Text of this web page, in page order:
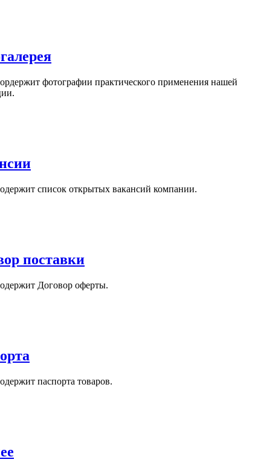
фотографии практического применения нашей
список открытых вакансий компании.
поставки
Договор оферты.
паспорта товаров.